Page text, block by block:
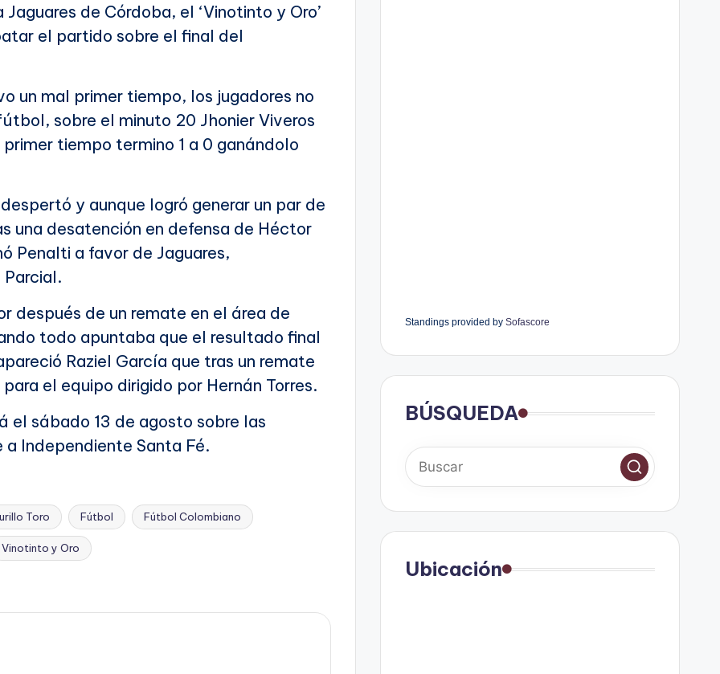
de Córdoba, el ‘Vinotinto y Oro’
el partido sobre el final del
un mal primer tiempo, los jugadores no
sobre el minuto 20 Jhonier Viveros
tiempo termino 1 a 0 ganándolo
y aunque logró generar un par de
una desatención en defensa de Héctor
Penalti a favor de Jaguares,
después de un remate en el área de
todo apuntaba que el resultado final
Raziel García que tras un remate
el equipo dirigido por Hernán Torres.
el sábado 13 de agosto sobre las
Independiente Santa Fé.
Toro Fútbol Fútbol Colombiano
Vinotinto y Oro
Standings provided by Sofascore
BÚSQUEDA
Ubicación